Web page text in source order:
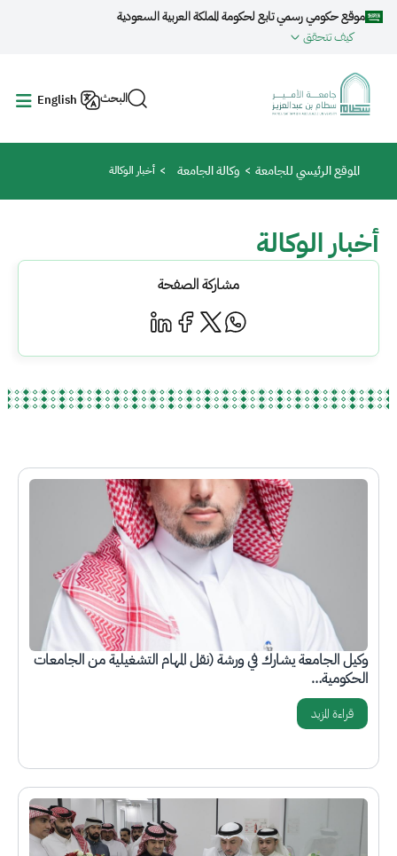
تجاوز إلى المحتوى الرئيسي
موقع حكومي رسمي تابع لحكومة المملكة العربية السعودية
كيف تتحقق
البحث English
مسار التنقل
الموقع الرئيسي للجامعة وكالة الجامعة أخبار الوكالة
أخبار الوكالة
مشاركة الصفحة
الصورة
وكيل الجامعة يشارك في ورشة (نقل المهام التشغيلية من الجامعات
الحكومية…
قراءة المزيد
الصورة